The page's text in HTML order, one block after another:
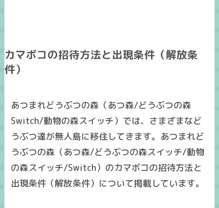
カマボコの招待方法と出現条件（解放条
件）
あつまれどうぶつの森（あつ森/どうぶつの森
Switch/動物の森スイッチ）では、さまざまなど
うぶつ達が無人島に移住してきます。あつまれど
うぶつの森（あつ森/どうぶつの森スイッチ/動物
の森スイッチ/Switch）のカマボコの招待方法と
出現条件（解放条件）について掲載しています。